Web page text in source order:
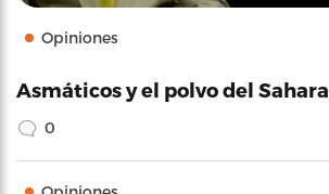
Opiniones
Asmáticos y el polvo del Sahara
0